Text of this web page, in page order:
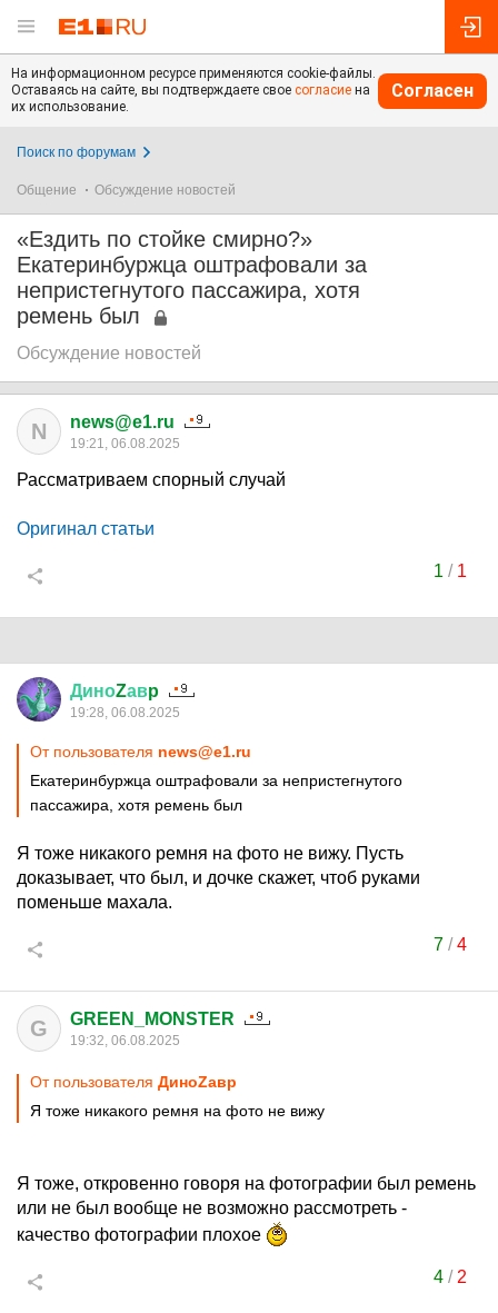
На информационном ресурсе применяются cookie-файлы.
Оставаясь на сайте, вы подтверждаете свое согласие на
их использование.
Согласен
Поиск по форумам
Общение Обсуждение новостей
«Ездить по стойке смирно?»
Екатеринбуржца оштрафовали за
непристегнутого пассажира, хотя
ремень был
Обсуждение новостей
N news@e1.ru
19:21, 06.08.2025
Рассматриваем спорный случай
Оригинал статьи
1 / 1
ДиноZавp
19:28, 06.08.2025
От пользователя news@e1.ru
Екатеринбуржца оштрафовали за непристегнутого
пассажира, хотя ремень был
Я тоже никакого ремня на фото не вижу. Пусть
доказывает, что был, и дочке скажет, чтоб руками
поменьше махала.
7/4
G GREEN_MONSTER
19:32, 06.08.2025
От пользователя ДиноZавp
Я тоже никакого ремня на фото не вижу
Я тоже, откровенно говоря на фотографии был ремень
или не был вообще не возможно рассмотреть -
качество фотографии плохое
4/ 2